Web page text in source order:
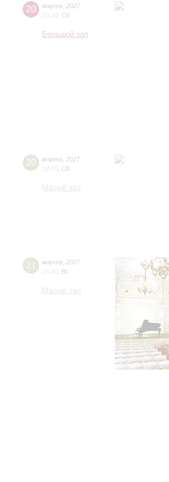
20 марта
2027
20:00 Сб
Большой зал
20 марта
2027
19:00 Сб
Малый зал
21 марта
2027
15:00 Вс
Малый зал